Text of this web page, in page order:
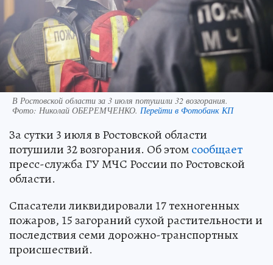
В Ростовской области за 3 июля потушили 32 возгорания.
Фото: Николай ОБЕРЕМЧЕНКО. Перейти в Фотобанк КП
За сутки 3 июля в Ростовской области
потушили 32 возгорания. Об этомсообщает
пресс-служба ГУ МЧС России по Ростовской
области.
Спасатели ликвидировали 17 техногенных
пожаров, 15 загораний сухой растительности и
последствия семи дорожно-транспортных
происшествий.